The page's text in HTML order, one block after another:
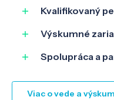
Kvalifikovaný
Výskumné
Spolupráca a
Viac o vede a